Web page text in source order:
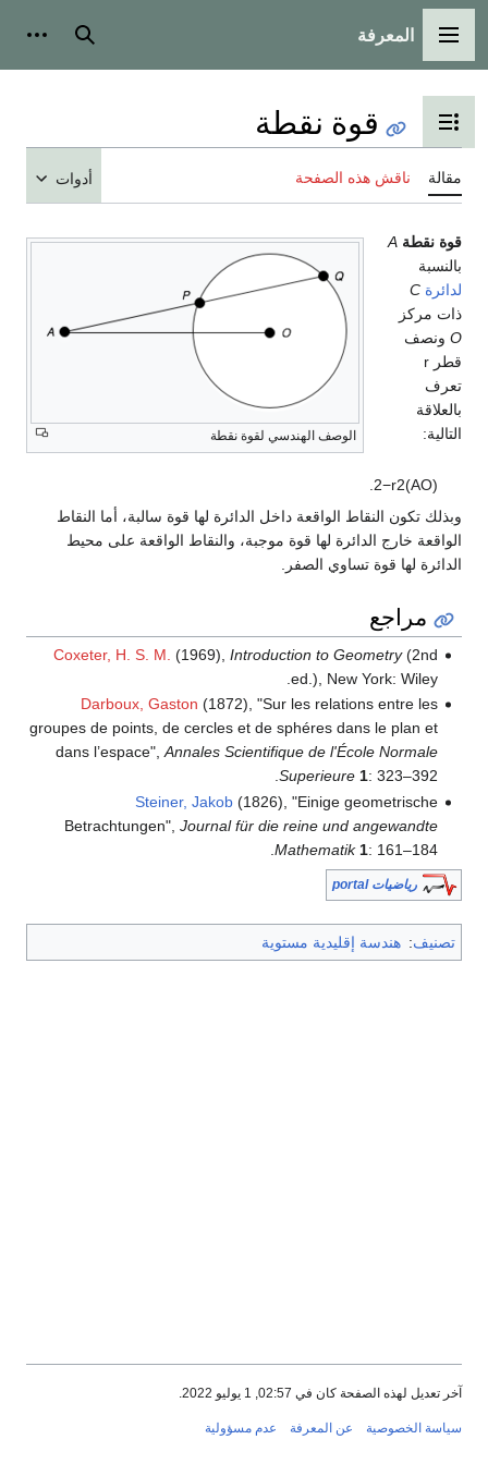
القائمة الرئيسية
المعرفة بحث
تبديل عرض جدول المحتويات
قوة نقطة
مقالة ناقش هذه الصفحة أدوات
الوصف الهندسي لقوة نقطة
قوة نقطة A
بالنسبة
لدائرة C
ذات مركز
O ونصف
قطر r
تعرف
بالعلاقة
التالية:
(
AO
)
2−r2
.
وبذلك تكون النقاط الواقعة داخل الدائرة لها قوة سالبة، أما النقاط
الواقعة خارج الدائرة لها قوة موجبة، والنقاط الواقعة على محيط
الدائرة لها قوة تساوي الصفر.
مراجع
Coxeter, H. S. M. (1969), Introduction to Geometry(2nd
ed.), New York: Wiley
Darboux, Gaston (1872), "Sur les relations entre les
groupes de points, de cercles et de sphéres dans le plan et
dans l’espace", Annales Scientifique de l'École Normale
Superieure 1: 323–392
Steiner, Jakob(1826), "Einige geometrische
Betrachtungen", Journal für die reine und angewandte
Mathematik 1: 161–184
رياضيات portal
تصنيف: هندسة إقليدية مستوية
آخر تعديل لهذه الصفحة كان في 02:57, 1 يوليو 2022.
سياسة الخصوصية عن المعرفة عدم مسؤولية